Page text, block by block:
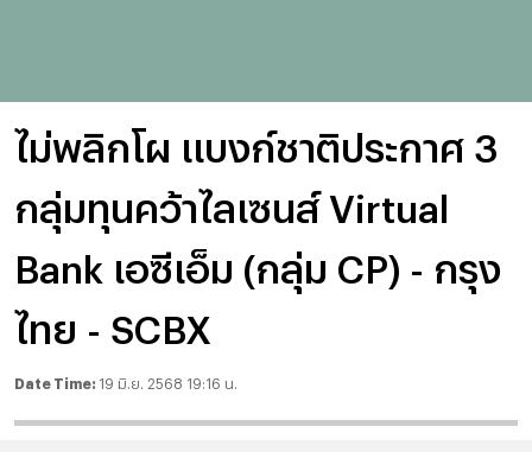
ไม่พลิกโผ แบงก์ชาติประกาศ 3
กลุ่มทุนคว้าไลเซนส์ Virtual
Bank เอซีเอ็ม (กลุ่ม CP) - กรุง
ไทย - SCBX
Date Time: 19 มิ.ย. 2568 19:16 น.